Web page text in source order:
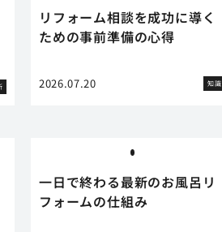
リフォーム相談を成功に導く
ための事前準備の心得
2026.07.20 知識
一日で終わる最新のお風呂リ
フォームの仕組み